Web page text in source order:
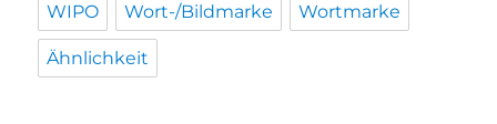
WIPO Wort-/Bildmarke Wortmarke
Ähnlichkeit